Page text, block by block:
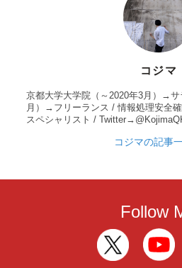
コジマ
京都大学大学院（～2020年3月）→
月）→フリーランス / 情報処理安全
スペシャリスト /
コジマの記事
Follow